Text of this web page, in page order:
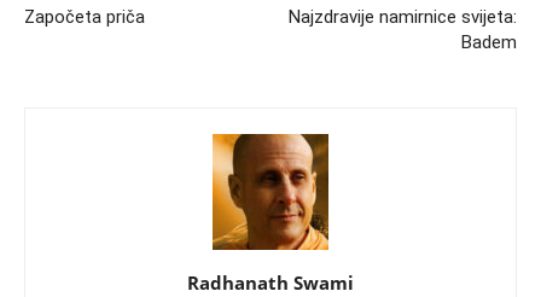
Započeta priča
Najzdravije namirnice svijeta:
Badem
Radhanath Swami